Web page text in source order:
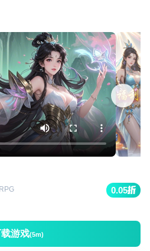
0.05
游戏(5m)